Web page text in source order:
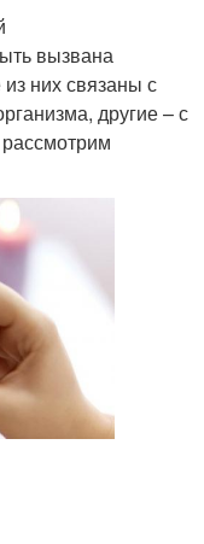
вызвана
них связаны с
другие – с